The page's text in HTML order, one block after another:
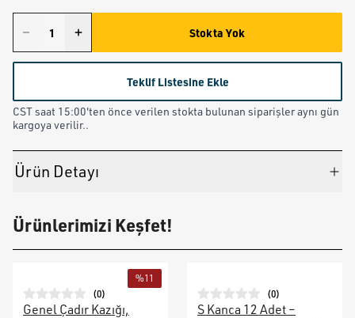
Stokta Yok
Teklif Listesine Ekle
CST saat 15:00'ten önce verilen stokta bulunan siparişler aynı gün
kargoya verilir..
Ürün Detayı
Ürünlerimizi Keşfet!
%11
(0)
Genel Çadır Kazığı,
(0)
S Kanca 12 Adet –